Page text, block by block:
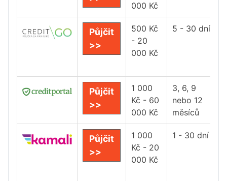
000 Kč
Půjčit
>>
500 Kč
- 20
000 Kč
5 - 30 dní
Půjčit
>>
1 000
Kč - 60
000 Kč
3, 6, 9
nebo 12
měsíců
Půjčit
>>
1 000
Kč - 20
000 Kč
1 - 30 dní